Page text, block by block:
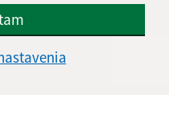
údajov